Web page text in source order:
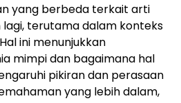
yang berbeda terkait arti
lagi, terutama dalam konteks
ini menunjukkan
mimpi dan bagaimana hal
pikiran dan perasaan
yang lebih dalam,